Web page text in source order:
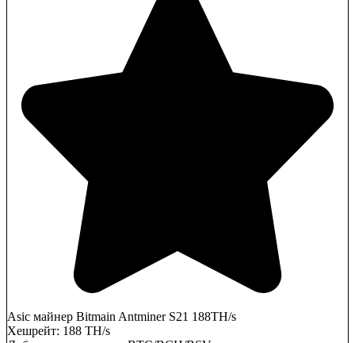
Asic майнер Bitmain Antminer S21 188TH/s
Хешрейт: 188 TH/s